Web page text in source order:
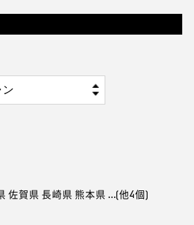
佐賀県 長崎県 熊本県 ...(他4個)